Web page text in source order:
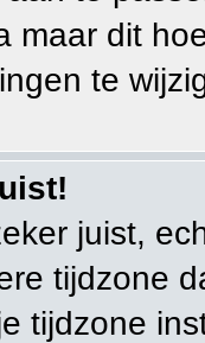
maar dit
te
juist,
tijdzone
tijdzone